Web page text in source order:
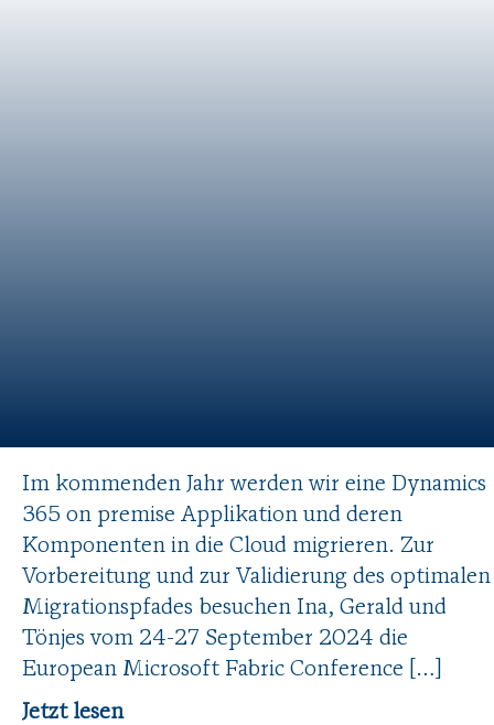
Im kommenden Jahr werden wir eine Dynamics
365 on premise Applikation und deren
Komponenten in die Cloud migrieren. Zur
Vorbereitung und zur Validierung des optimalen
Migrationspfades besuchen Ina, Gerald und
Tönjes vom 24-27 September 2024 die
European Microsoft Fabric Conference […]
Jetzt lesen